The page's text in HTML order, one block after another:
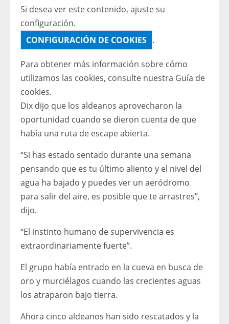
Si desea ver este contenido, ajuste su
configuración.
CONFIGURACIÓN DE COOKIES .
Para obtener más información sobre cómo
utilizamos las cookies, consulte nuestra Guía de
cookies.
Dix dijo que los aldeanos aprovecharon la
oportunidad cuando se dieron cuenta de que
había una ruta de escape abierta.
“Si has estado sentado durante una semana
pensando que es tu último aliento y el nivel del
agua ha bajado y puedes ver un aeródromo
para salir del aire, es posible que te arrastres”,
dijo.
“El instinto humano de supervivencia es
extraordinariamente fuerte”.
El grupo había entrado en la cueva en busca de
oro y murciélagos cuando las crecientes aguas
los atraparon bajo tierra.
Ahora cinco aldeanos han sido rescatados y la